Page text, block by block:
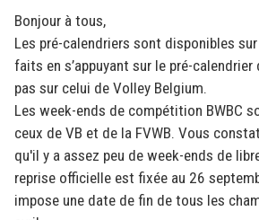
Bonjour à tous,
Les pré-calendriers sont disponibles
faits en s’appuyant sur le pré-calendrier
pas sur celui de Volley Belgium.
Les week-ends de compétition BWBC
ceux de VB et de la FVWB. Vous
qu'il y a assez peu de week-ends de
reprise officielle est fixée au 26
impose une date de fin de tous les